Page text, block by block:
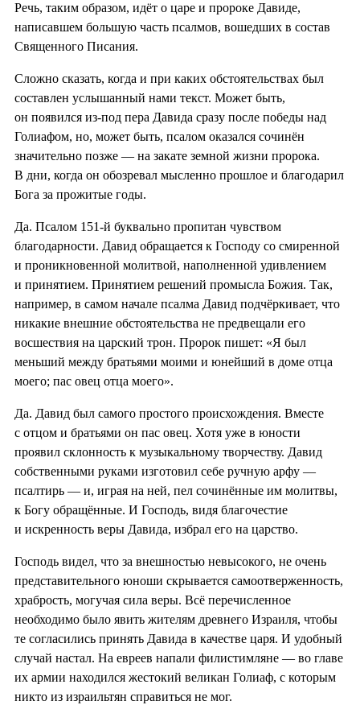
Речь, таким образом, идёт о царе и пророке Давиде,
написавшем большую часть псалмов, вошедших в состав
Священного Писания.
Сложно сказать, когда и при каких обстоятельствах был
составлен услышанный нами текст. Может быть,
он появился из-под пера Давида сразу после победы над
Голиафом, но, может быть, псалом оказался сочинён
значительно позже — на закате земной жизни пророка.
В дни, когда он обозревал мысленно прошлое и благодарил
Бога за прожитые годы.
Да. Псалом 151-й буквально пропитан чувством
благодарности. Давид обращается к Господу со смиренной
и проникновенной молитвой, наполненной удивлением
и принятием. Принятием решений промысла Божия. Так,
например, в самом начале псалма Давид подчёркивает, что
никакие внешние обстоятельства не предвещали его
восшествия на царский трон. Пророк пишет: «Я был
меньший между братьями моими и юнейший в доме отца
моего; пас овец отца моего».
Да. Давид был самого простого происхождения. Вместе
с отцом и братьями он пас овец. Хотя уже в юности
проявил склонность к музыкальному творчеству. Давид
собственными руками изготовил себе ручную арфу —
псалтирь — и, играя на ней, пел сочинённые им молитвы,
к Богу обращённые. И Господь, видя благочестие
и искренность веры Давида, избрал его на царство.
Господь видел, что за внешностью невысокого, не очень
представительного юноши скрывается самоотверженность,
храбрость, могучая сила веры. Всё перечисленное
необходимо было явить жителям древнего Израиля, чтобы
те согласились принять Давида в качестве царя. И удобный
случай настал. На евреев напали филистимляне — во главе
их армии находился жестокий великан Голиаф, с которым
никто из израильтян справиться не мог.